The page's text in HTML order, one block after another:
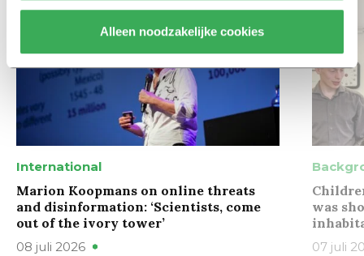
Alleen noodzakelijke cookies
International
Marion Koopmans on online threats
and disinformation: ‘Scientists, come
out of the ivory tower’
08 juli 2026
was
07 juli